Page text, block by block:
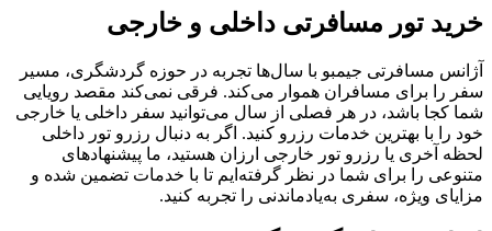
خرید تور مسافرتی داخلی و خارجی
آژانس مسافرتی جیمبو با سال‌ها تجربه در حوزه گردشگری، مسیر
سفر را برای مسافران هموار می‌کند. فرقی نمی‌کند مقصد رویایی
شما کجا باشد، در هر فصلی از سال می‌توانید سفر داخلی یا خارجی
خود را با بهترین خدمات رزرو کنید. اگر به دنبال رزرو تور داخلی
لحظه آخری یا رزرو تور خارجی ارزان هستید، ما پیشنهادهای
متنوعی را برای شما در نظر گرفته‌ایم تا با خدمات تضمین شده و
مزایای ویژه، سفری به‌یادماندنی را تجربه کنید.